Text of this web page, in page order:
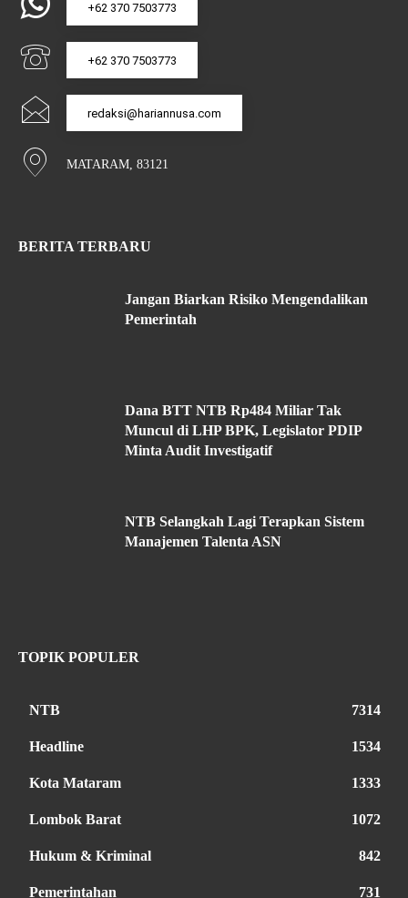
+62 370 7503773
+62 370 7503773
redaksi@hariannusa.com
MATARAM, 83121
BERITA TERBARU
Jangan Biarkan Risiko Mengendalikan
Pemerintah
Dana BTT NTB Rp484 Miliar Tak
Muncul di LHP BPK, Legislator PDIP
Minta Audit Investigatif
NTB Selangkah Lagi Terapkan Sistem
Manajemen Talenta ASN
TOPIK POPULER
NTB 7314
Headline 1534
Kota Mataram 1333
Lombok Barat 1072
Hukum & Kriminal 842
Pemerintahan 731